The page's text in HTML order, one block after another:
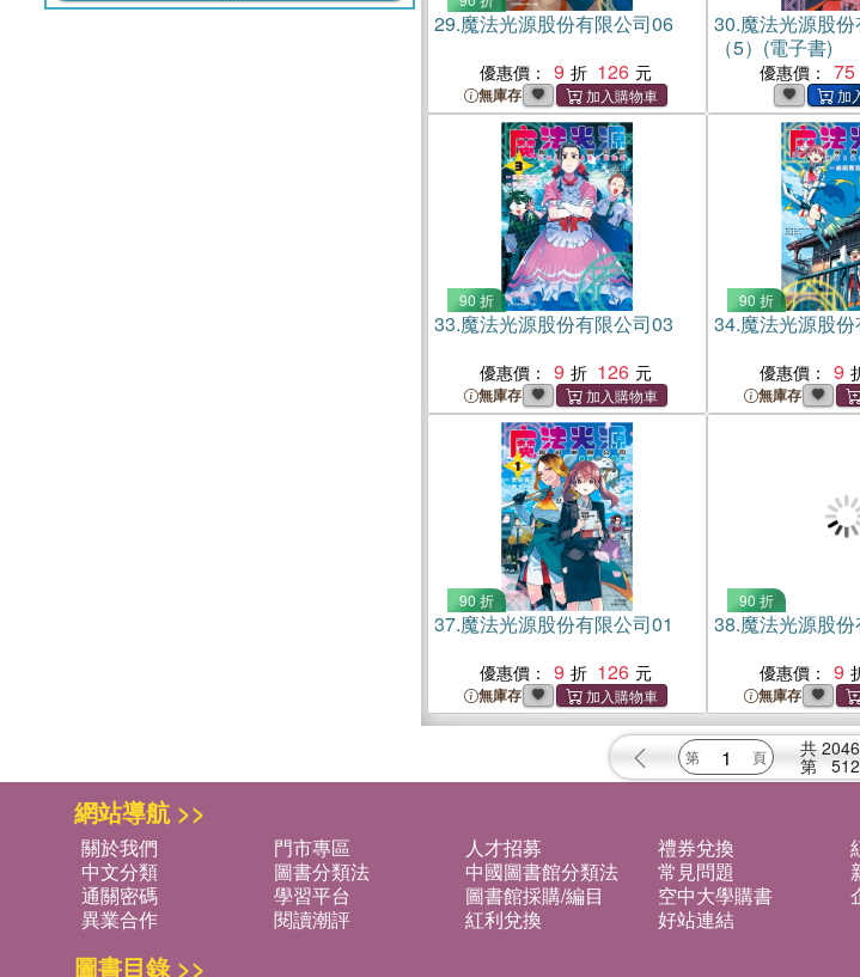
29.魔法光源股份有限公司06
優惠價： 9 126
無庫存
30.魔法光源股
（5）(電子書)
優惠價： 75
90 折
33.魔法光源股份有限公司03
優惠價： 9 126
無庫存
90 折
34.魔法光源股
優惠價： 9
無庫存
90 折
37.魔法光源股份有限公司01
優惠價： 9 126
無庫存
90 折
38.魔法光源股
優惠價： 9
無庫存
共
第 512
網站導航 >>
關於我們 門市專區 人才招募 禮券兌換
中文分類
圖書分類法 中國圖書館分類法 常見問題
通關密碼
學習平台 圖書館採購/編目 空中大學購書
異業合作
閱讀潮評 紅利兌換 好站連結
圖書目錄 >>